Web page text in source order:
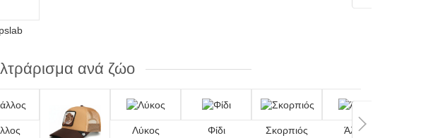
ανά ζώο
Λύκος Φίδι Σκορπιός Άλογο